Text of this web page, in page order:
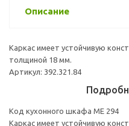
Описание
Каркас имеет устойчивую
толщиной 18 мм.
Артикул: 392.321.84
Код кухонного шкафа ME 294
Каркас имеет устойчивую